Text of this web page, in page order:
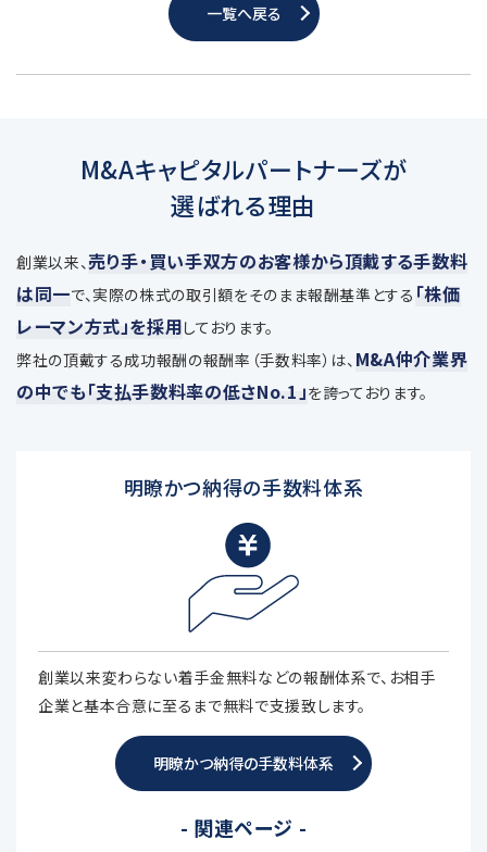
一覧へ戻る
M&Aキャピタルパートナーズが
選ばれる理由
創業以来、 売り手・買い手双方のお客様から頂戴する手数料
は同一で、実際の株式の取引額をそのまま報酬基準とする 「株価
レーマン方式」を採用しております。
弊社の頂戴する成功報酬の報酬率（手数料率）は、 M&A仲介業界
の中でも「支払手数料率の低さNo.1」を誇っております。
明瞭かつ納得の手数料体系
創業以来変わらない着手金無料などの報酬体系で、お相手
企業と基本合意に至るまで無料で支援致します。
明瞭かつ納得の手数料体系
- 関連ページ -